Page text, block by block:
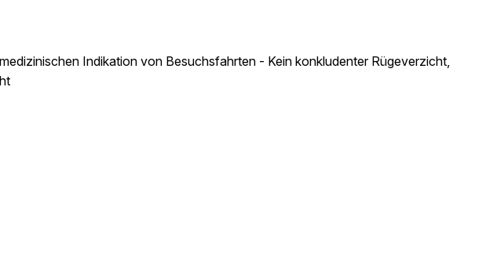
Indikation von Besuchsfahrten - Kein konkludenter Rügeverzicht,